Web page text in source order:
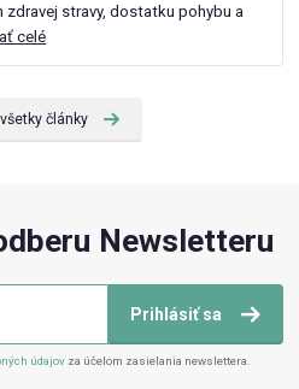
stravy, dostatku pohybu a
celé
články
Newsletteru
Prihlásiť sa
údajov za účelom zasielania newslettera.